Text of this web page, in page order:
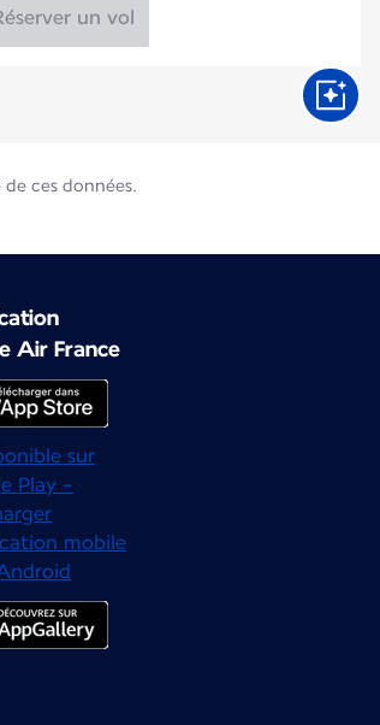
un vol
ces données.
Air France